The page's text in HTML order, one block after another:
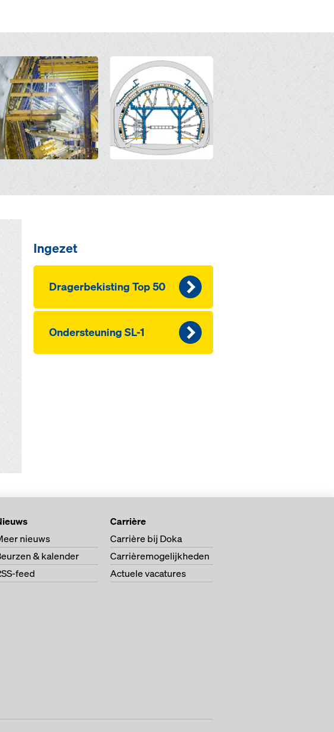
Ingezet
Dra­ger­be­kis­ting Top 50
On­der­s­teu­ning SL-1
nieuws
& kalender
feed
Carrière
Carrière bij Doka
Carrièremogelijkheden
Actuele vacatures